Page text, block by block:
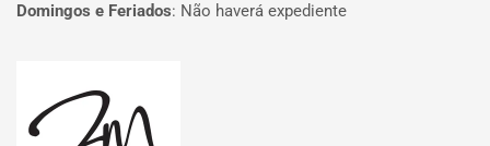
Domingos e Feriados: Não haverá expediente